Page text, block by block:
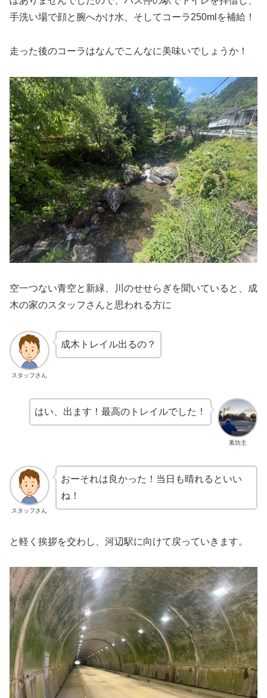
手洗い場で顔と腕へかけ水、そしてコーラ250mlを補給！
走った後のコーラはなんでこんなに美味いでしょうか！
空一つない青空と新緑、川のせせらぎを聞いていると、成
木の家のスタッフさんと思われる方に
スタッフさん
成木トレイル出るの？
葱坊主
はい、出ます！最高のトレイルでした！
スタッフさん
おーそれは良かった！当日も晴れるといい
ね！
と軽く挨拶を交わし、河辺駅に向けて戻っていきます。